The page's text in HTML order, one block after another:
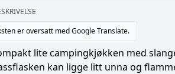
er oversatt med Google Translate.
lite campingkjøkken med
kan ligge litt unna og